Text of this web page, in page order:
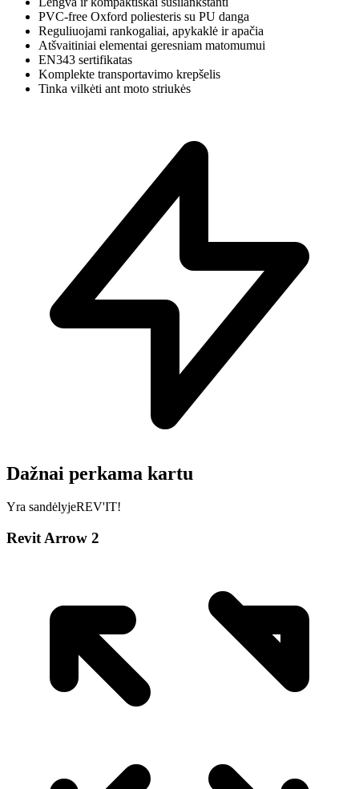
PVC-free Oxford poliesteris su PU danga
Reguliuojami rankogaliai, apykaklė ir apačia
Atšvaitiniai elementai geresniam matomumui
EN343 sertifikatas
Komplekte transportavimo krepšelis
Tinka vilkėti ant moto striukės
Dažnai perkama kartu
Yra sandėlyjeREV'IT!
Revit Arrow 2